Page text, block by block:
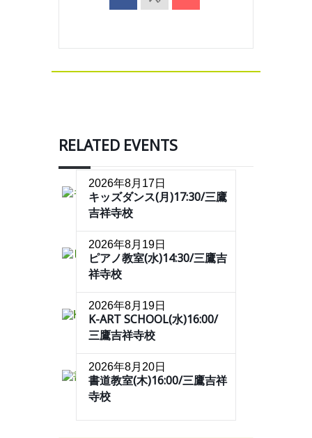
RELATED EVENTS
2026年8月17日
キッズダンス(月)17:30/三鷹
吉祥寺校
2026年8月19日
ピアノ教室(水)14:30/三鷹吉
祥寺校
2026年8月19日
K-ART SCHOOL(水)16:00/
三鷹吉祥寺校
2026年8月20日
書道教室(木)16:00/三鷹吉祥
寺校